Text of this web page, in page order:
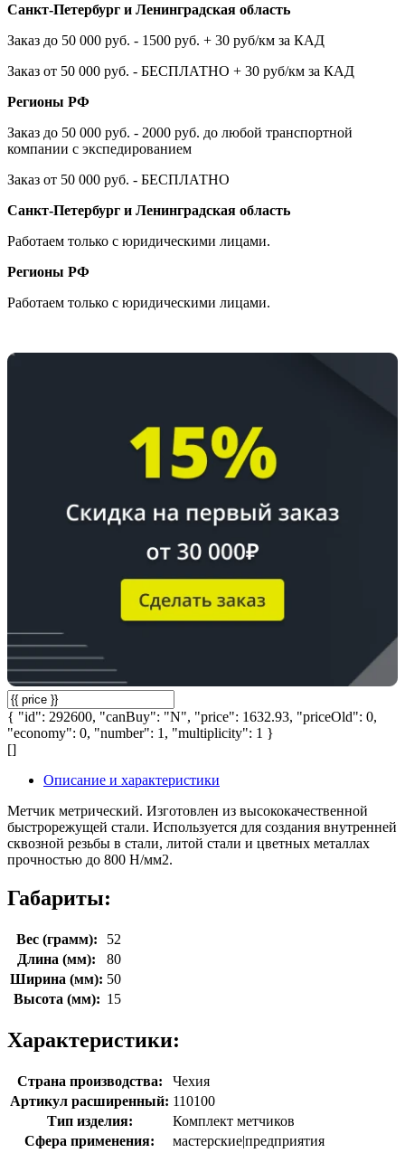
Санкт-Петербург и Ленинградская область
Заказ до 50 000 руб. - 1500 руб. + 30 руб/км за КАД
Заказ от 50 000 руб. - БЕСПЛАТНО + 30 руб/км за КАД
Регионы РФ
Заказ до 50 000 руб. - 2000 руб. до любой транспортной
компании с экспедированием
Заказ от 50 000 руб. - БЕСПЛАТНО
Санкт-Петербург и Ленинградская область
Работаем только с юридическими лицами.
Регионы РФ
Работаем только с юридическими лицами.
{ "id": 292600, "canBuy": "N", "price": 1632.93, "priceOld": 0,
"economy": 0, "number": 1, "multiplicity": 1 }
[]
Описание и характеристики
Метчик метрический. Изготовлен из высококачественной
быстрорежущей стали. Используется для создания внутренней
сквозной резьбы в стали, литой стали и цветных металлах
прочностью до 800 Н/мм2.
Габариты:
Вес (грамм):
52
Длина (мм):
80
Ширина (мм): 50
Высота (мм): 15
Характеристики:
Страна производства:
Чехия
Артикул расширенный: 110100
Тип изделия:
Комплект метчиков
Сфера применения:
мастерские|предприятия